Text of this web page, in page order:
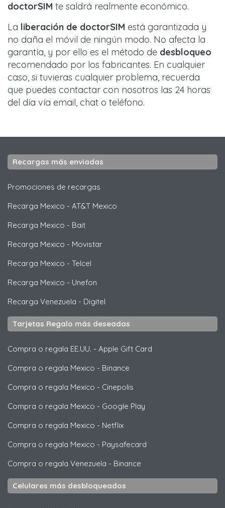
doctorSIM te saldrá realmente económico.
La liberación de doctorSIM está garantizada y
no daña el móvil de ningún modo. No afecta la
garantía, y por ello es el método de desbloqueo
recomendado por los fabricantes. En cualquier
caso, si tuvieras cualquier problema, recuerda
que puedes contactar con nosotros las 24 horas
del día vía email, chat o teléfono.
Recargas más enviadas
Promociones de recargas
Recarga Mexico - AT&T Mexico
Recarga Mexico - Bait
Recarga Mexico - Movistar
Recarga Mexico - Telcel
Recarga Mexico - Unefon
Recarga Venezuela - Digitel
Tarjetas Regalo más deseadas
Compra o regala EE.UU. - Apple Gift Card
Compra o regala Mexico - Binance
Compra o regala Mexico - Cinepolis
Compra o regala Mexico - Google Play
Compra o regala Mexico - Netflix
Compra o regala Mexico - Paysafecard
Compra o regala Venezuela - Binance
Celulares más desbloqueados